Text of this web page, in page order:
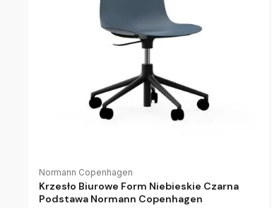
Normann Copenhagen
Krzesło Biurowe Form Niebieskie Czarna
Podstawa Normann Copenhagen